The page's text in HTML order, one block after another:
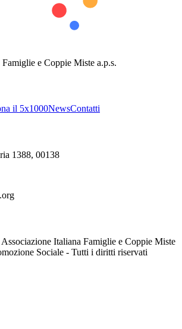
e Coppie Miste a.p.s.
il 5x1000NewsContatti
1388, 00138
Italiana Famiglie e Coppie Miste
Sociale - Tutti i diritti riservati